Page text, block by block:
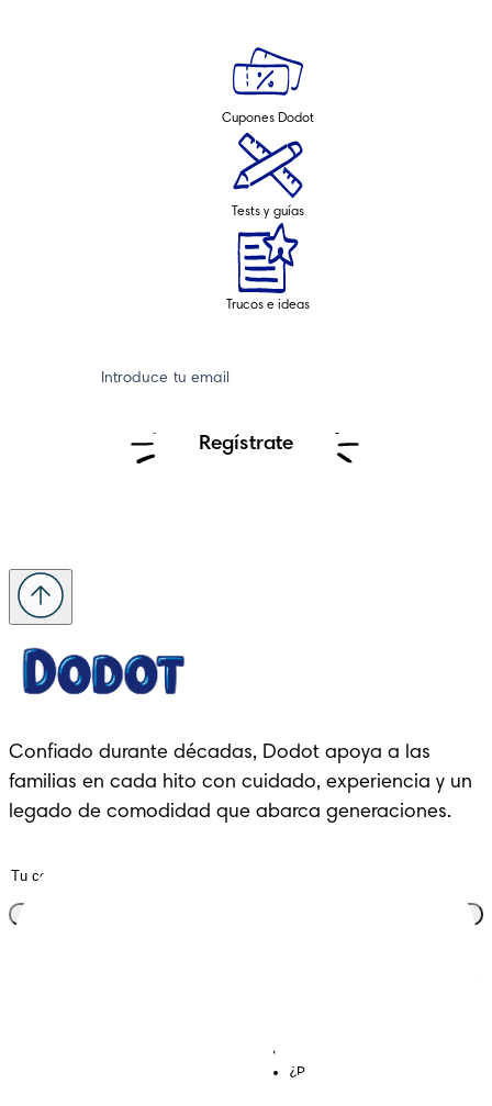
Cupones Dodot
Tests y guías
Trucos e ideas
Introduce tu email
Regístrate
Confiado durante décadas, Dodot apoya a las
familias en cada hito con cuidado, experiencia y un
legado de comodidad que abarca generaciones.
¿Por qué Dodot?